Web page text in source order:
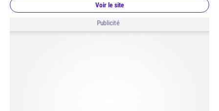
Voir le site
Publicité